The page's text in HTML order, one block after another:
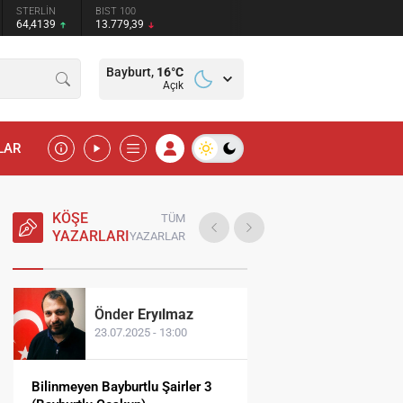
STERLİN
64,4139
BIST 100
13.779,39
Bayburt, 16°C
Açık
KÖŞE
YAZARLARI
TÜM
YAZARLAR
ÖnderEryılmaz
23.07.2025 - 13:00
Bilinmeyen Bayburtlu Şairler 3